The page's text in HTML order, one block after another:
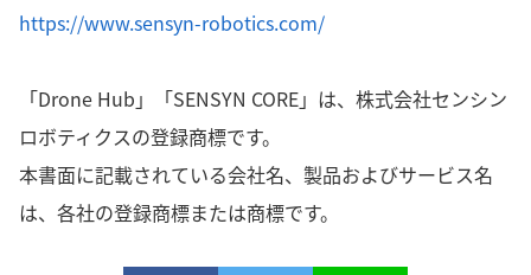
https://www.sensyn-robotics.com/
「Drone Hub」「SENSYN CORE」は、株式会社センシン
ロボティクスの登録商標です。
本書面に記載されている会社名、製品およびサービス名
は、各社の登録商標または商標です。